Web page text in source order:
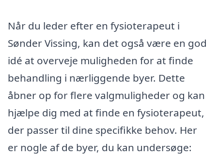
Når du leder efter en fysioterapeut i
Sønder Vissing, kan det også være en god
idé at overveje muligheden for at finde
behandling i nærliggende byer. Dette
åbner op for flere valgmuligheder og kan
hjælpe dig med at finde en fysioterapeut,
der passer til dine specifikke behov. Her
er nogle af de byer, du kan undersøge: